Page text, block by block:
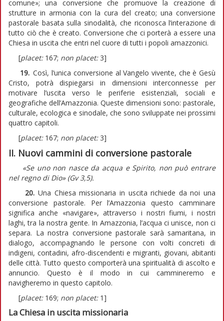
comune»; una conversione che promuove la creazione di
strutture in armonia con la cura del creato; una conversione
pastorale basata sulla sinodalità, che riconosca l’interazione di
tutto ciò che è creato. Conversione che ci porterà a essere una
Chiesa in uscita che entri nel cuore di tutti i popoli amazzonici.
[placet: 167; non placet: 3]
19.Così, l’unica conversione al Vangelo vivente, che è Gesù
Cristo, potrà dispiegarsi in dimensioni interconnesse per
motivare l’uscita verso le periferie esistenziali, sociali e
geografiche dell’Amazzonia. Queste dimensioni sono: pastorale,
culturale, ecologica e sinodale, che sono sviluppate nei prossimi
quattro capitoli.
[placet: 167; non placet: 3]
II. Nuovi cammini di conversione pastorale
«Se uno non nasce da acqua e Spirito, non può entrare
nel regno di Dio» (Gv 3,5).
20.Una Chiesa missionaria in uscita richiede da noi una
conversione pastorale. Per l’Amazzonia questo camminare
significa anche «navigare», attraverso i nostri fiumi, i nostri
laghi, tra la nostra gente. In Amazzonia, l’acqua ci unisce, non ci
separa. La nostra conversione pastorale sarà samaritana, in
dialogo, accompagnando le persone con volti concreti di
indigeni, contadini, afro-discendenti e migranti, giovani, abitanti
delle città. Tutto questo comporterà una spiritualità di ascolto e
annuncio. Questo è il modo in cui cammineremo e
navigheremo in questo capitolo.
[placet: 169; non placet: 1]
La Chiesa in uscita missionaria